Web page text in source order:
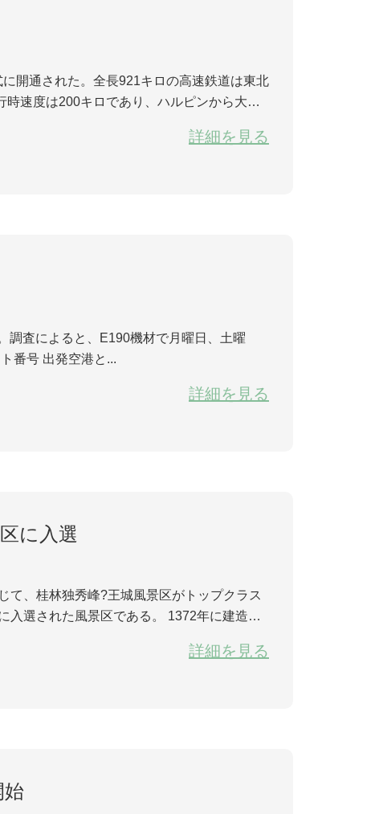
開通された。全長921キロの高速鉄道は東北
速度は200キロであり、ハルピンから大連
詳細を見る
日、木曜日に一日一便運航します。運航時刻は左記のとおり： フライト番号 出発空港と...
詳細を見る
に入選
入選された風景区である。 1372年に建造さ
詳細を見る
始